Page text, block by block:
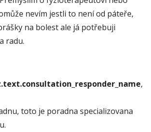
nevím jestli to není od páteře,
na bolest ale já potřebuji
radu.
,
toto je poradna specializovana